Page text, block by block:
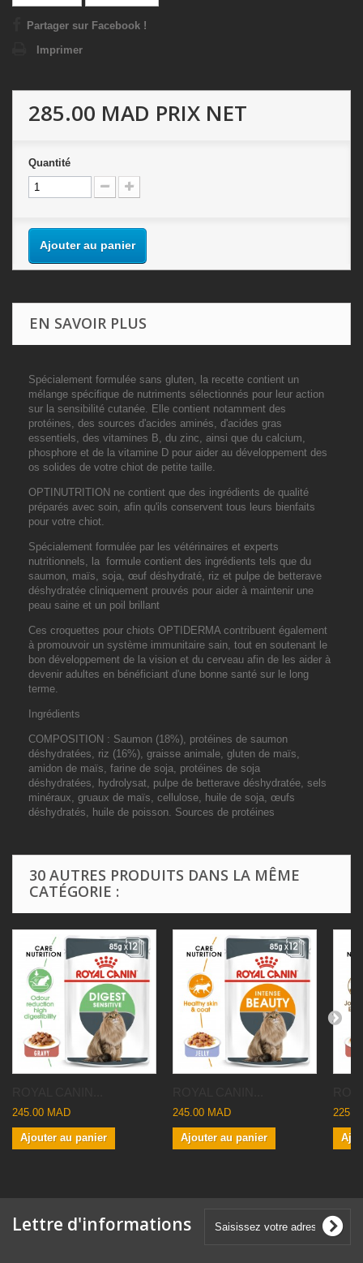
Partager sur Facebook !
Imprimer
285.00 MAD PRIX NET
Quantité
Ajouter au panier
EN SAVOIR PLUS
Spécialement formulée sans gluten, la recette contient un
mélange spécifique de nutriments sélectionnés pour leur action
sur la sensibilité cutanée. Elle contient notamment des
protéines, des sources d'acides aminés, d'acides gras
essentiels, des vitamines B, du zinc, ainsi que du calcium,
phosphore et de la vitamine D pour aider au développement des
os solides de votre chiot de petite taille.
OPTINUTRITION ne contient que des ingrédients de qualité
préparés avec soin, afin qu'ils conservent tous leurs bienfaits
pour votre chiot.
Spécialement formulée par les vétérinaires et experts
nutritionnels, la formule contient des ingrédients tels que du
saumon, maïs, soja, œuf déshydraté, riz et pulpe de betterave
déshydratée cliniquement prouvés pour aider à maintenir une
peau saine et un poil brillant
Ces croquettes pour chiots OPTIDERMA contribuent également
à promouvoir un système immunitaire sain, tout en soutenant le
bon développement de la vision et du cerveau afin de les aider à
devenir adultes en bénéficiant d'une bonne santé sur le long
terme.
Ingrédients
COMPOSITION : Saumon (18%), protéines de saumon
déshydratées, riz (16%), graisse animale, gluten de maïs,
amidon de maïs, farine de soja, protéines de soja
déshydratées, hydrolysat, pulpe de betterave déshydratée, sels
minéraux, gruaux de maïs, cellulose, huile de soja, œufs
déshydratés, huile de poisson. Sources de protéines
30 AUTRES PRODUITS DANS LA MÊME
CATÉGORIE :
245.00 MAD
Ajouter au panier
245.00 MAD
Ajouter au panier
Lettre d'informations